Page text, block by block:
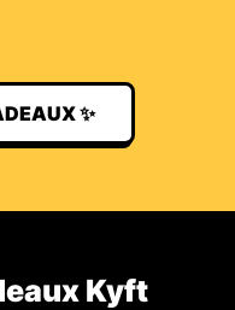
✨
Kyft​